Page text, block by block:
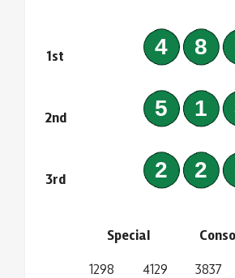
1st
2nd
3rd
Special
1298
4129
3837